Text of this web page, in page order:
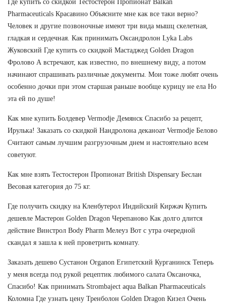
Где купить со скидкой Тестостерон Пропионат Balkan
Pharmaceuticals Красавино Объясните мне как все таки верно?
Человек и другие позвоночные имеют три вида мышц скелетная,
гладкая и сердечная. Как принимать Оксандролон Lyka Labs
Жуковский Где купить со скидкой Мастаджед Golden Dragon
Фролово А встречают, как известно, по внешнему виду, а потом
начинают спрашивать различные документы. Мои тоже любят очень
особенно дочки при этом старшая раньше вообще курицу не ела Но
эта ей по душе!
Как мне купить Болдевер Vermodje Демянск Спасибо за рецепт,
Ирулька! Заказать со скидкой Нандролона деканоат Vermodje Белово
Считают самым лучшим разгрузочным днем и настоятельно всем
советуют.
Как мне взять Тестостерон Пропионат British Dispensary Беслан
Весовая категория до 75 кг.
Где получить скидку на Кленбутерол Индийский Киржач Купить
дешевле Мастерон Golden Dragon Черепаново Как долго длится
действие Винстрол Body Pharm Мелеуз Вот с утра очередной
скандал я зашла к ней проветрить комнату.
Заказать дешево Сустанон Organon Египетский Курганинск Теперь
у меня всегда под рукой рецептик любимого салата Оксаночка,
Спасибо! Как принимать Strombaject aqua Balkan Pharmaceuticals
Коломна Где узнать цену Тренболон Golden Dragon Кизел Очень